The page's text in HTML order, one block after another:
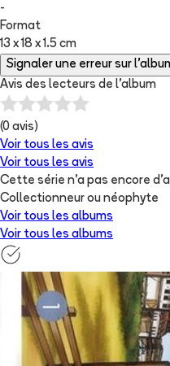
-
Format
13 x 18 x 1.5 cm
Signaler une erreur sur
Avis des lecteurs de l'album
(0 avis)
Voir tous les avis
Voir tous les avis
Cette série n'a pas encore
Collectionneur ou néophyte
Voir tous les albums
Voir tous les albums